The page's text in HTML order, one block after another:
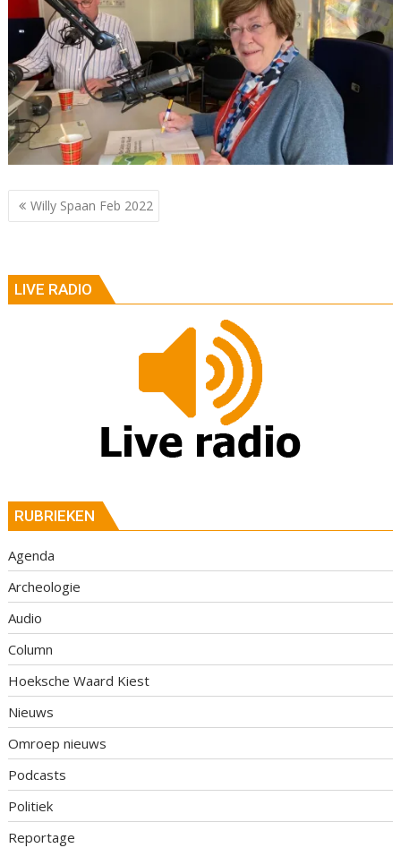
Berichtnavigatie
Willy Spaan Feb 2022
LIVE RADIO
RUBRIEKEN
Agenda
Archeologie
Audio
Column
Hoeksche Waard Kiest
Nieuws
Omroep nieuws
Podcasts
Politiek
Reportage